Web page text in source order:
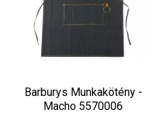
Barburys Munkakötény -
Macho 5570006